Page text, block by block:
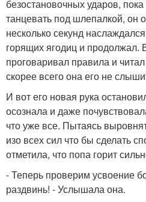
безостановочных ударов,
танцевать под шлепалкой, он
несколько секунд
горящих ягодиц и продолжал.
проговаривал правила и
скорее всего она его не
И вот его новая рука
осознала и даже
что уже все. Пытаясь
изо всех сил что бы сделать
отметила, что попа горит
- Теперь проверим усвоение
раздвинь! - Услышала она.